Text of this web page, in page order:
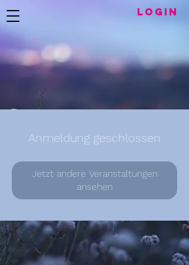
LogIN
Anmeldung geschlossen
Jetzt andere Veranstaltungen
ansehen